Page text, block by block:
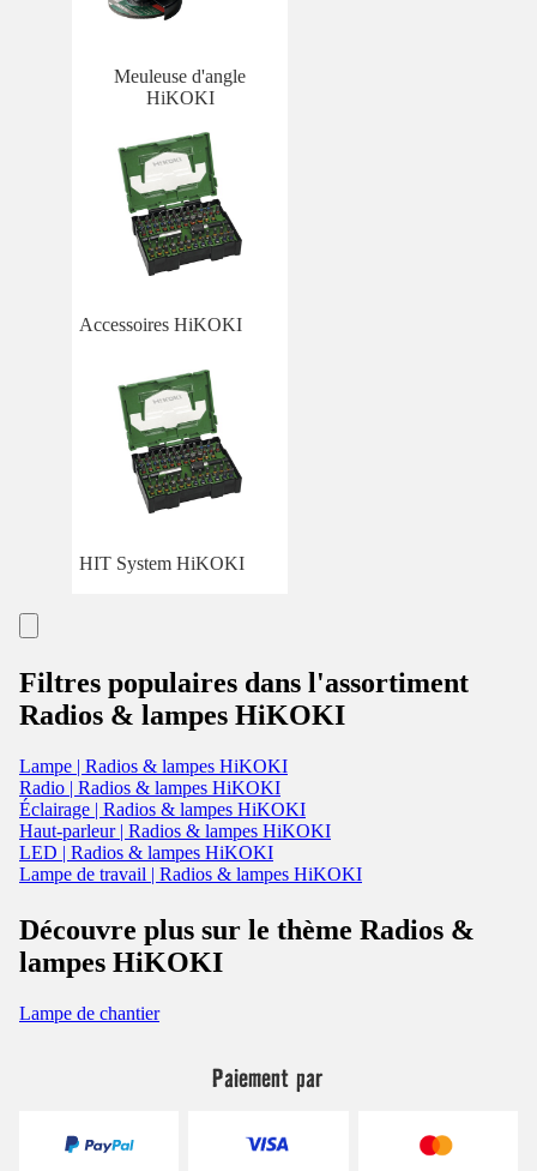
Meuleuse d'angle
HiKOKI
Accessoires HiKOKI
HIT System HiKOKI
Filtres populaires dans l'assortiment
Radios & lampes HiKOKI
Lampe | Radios & lampes HiKOKI
Radio | Radios & lampes HiKOKI
Éclairage | Radios & lampes HiKOKI
Haut-parleur | Radios & lampes HiKOKI
LED | Radios & lampes HiKOKI
Lampe de travail | Radios & lampes HiKOKI
Découvre plus sur le thème Radios &
lampes HiKOKI
Lampe de chantier
Paiement par